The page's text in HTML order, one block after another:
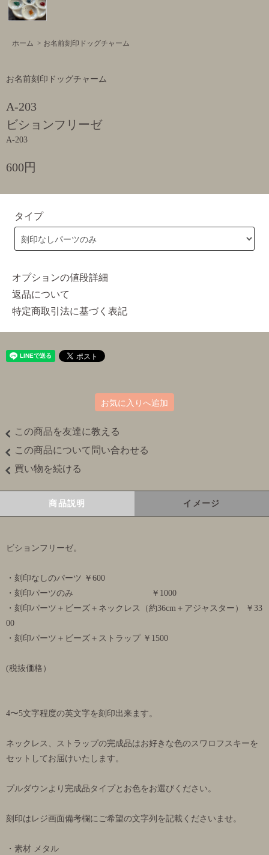
ホーム > お名前刻印ドッグチャーム
お名前刻印ドッグチャーム
A-203
ビションフリーゼ
A-203
600円
タイプ
オプションの値段詳細
返品について
特定商取引法に基づく表記
お気に入りへ追加
この商品を友達に教える
この商品について問い合わせる
買い物を続ける
商品説明 イメージ
ビションフリーゼ。
・刻印なしのパーツ ￥600
・刻印パーツのみ ￥1000
・刻印パーツ＋ビーズ＋ネックレス（約36cm＋アジャスター） ￥33
00
・刻印パーツ＋ビーズ＋ストラップ ￥1500
(税抜価格）
4〜5文字程度の英文字を刻印出来ます。
ネックレス、ストラップの完成品はお好きな色のスワロフスキーを
セットしてお届けいたします。
プルダウンより完成品タイプとお色をお選びください。
刻印はレジ画面備考欄にご希望の文字列を記載くださいませ。
・素材 メタル